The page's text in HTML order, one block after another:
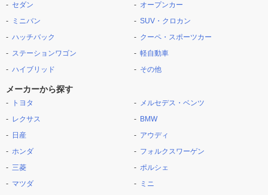
セダン
ミニバン
ハッチバック
ステーションワゴン
ハイブリッド
オープンカー
SUV・クロカン
クーペ・スポーツカー
軽自動車
その他
メーカーから探す
トヨタ
レクサス
日産
ホンダ
三菱
マツダ
メルセデス・ベンツ
BMW
アウディ
フォルクスワーゲン
ポルシェ
ミニ